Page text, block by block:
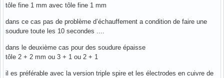
tôle fine 1 mm avec tôle fine 1 mm
dans ce cas pas de problème d’échauffement a condition de faire une
soudure toute les 10 secondes ....
dans le deuxième cas pour des soudure épaisse
tôle 2 + 2 mm ou 3 + 1 ou 2 + 1
il es préférable avec la version triple spire et les électrodes en cuivre de